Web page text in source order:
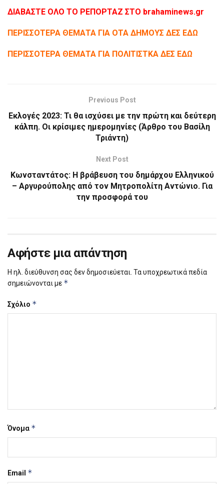
ΔΙΑΒΑΣΤΕ ΟΛΟ ΤΟ ΡΕΠΟΡΤΑΖ ΣΤΟ brahaminews.gr
ΠΕΡΙΣΣΟΤΕΡΑ ΘΕΜΑΤΑ ΓΙΑ ΟΤΑ ΔΗΜΟΥΣ ΔΕΣ ΕΔΩ
ΠΕΡΙΣΣΟΤΕΡΑ ΘΕΜΑΤΑ ΓΙΑ ΠΟΛΙΤΙΣΤΚΑ ΔΕΣ ΕΔΩ
Previous Post
Εκλογές 2023: Τι θα ισχύσει με την πρώτη και δεύτερη
κάλπη. Οι κρίσιμες ημερομηνίες (Άρθρο του Βασίλη
Τριάντη)
Next Post
Κωνσταντάτος: Η βράβευση του δημάρχου Ελληνικού
– Αργυρούπολης από τον Μητροπολίτη Αντώνιο. Για
την προσφορά του
Αφήστε μια απάντηση
Η ηλ. διεύθυνση σας δεν δημοσιεύεται. Τα υποχρεωτικά πεδία
σημειώνονται με *
Σχόλιο *
Όνομα *
Email *